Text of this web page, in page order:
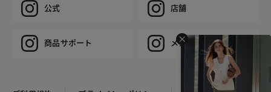
公式 店舗
商品サポート メンズ